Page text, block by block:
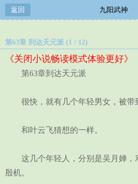
返回 九阳武神
第63章 到达天元派 (1 / 12)
《关闭小说畅读模式体验更好》
第63章到达天元派
很快，就有几个年轻男女，被带
和叶云飞猜想的一样。
这几个年轻人，分别是吴月婵，
殷机。